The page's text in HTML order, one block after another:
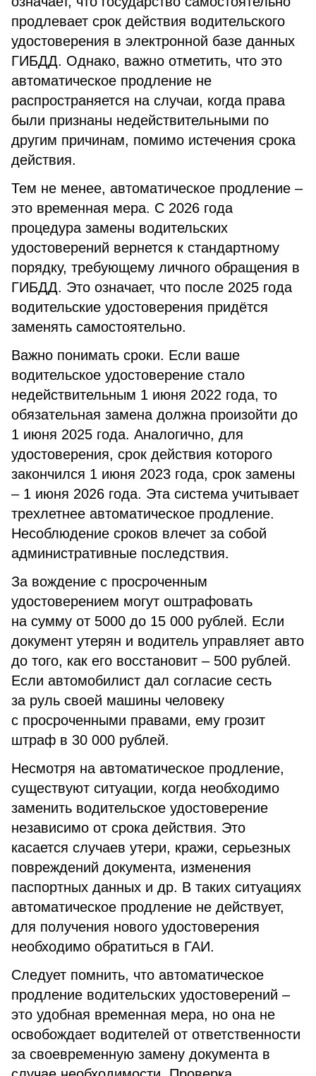
продлевает срок действия водительского
удостоверения в электронной базе данных
ГИБДД. Однако, важно отметить, что это
автоматическое продление не
распространяется на случаи, когда права
были признаны недействительными по
другим причинам, помимо истечения срока
действия.
Тем не менее, автоматическое продление –
это временная мера. С 2026 года
процедура замены водительских
удостоверений вернется к стандартному
порядку, требующему личного обращения в
ГИБДД. Это означает, что после 2025 года
водительские удостоверения придётся
заменять самостоятельно.
Важно понимать сроки. Если ваше
водительское удостоверение стало
недействительным 1 июня 2022 года, то
обязательная замена должна произойти до
1 июня 2025 года. Аналогично, для
удостоверения, срок действия которого
закончился 1 июня 2023 года, срок замены
– 1 июня 2026 года. Эта система учитывает
трехлетнее автоматическое продление.
Несоблюдение сроков влечет за собой
административные последствия.
За вождение с просроченным
удостоверением могут оштрафовать
на сумму от 5000 до 15 000 рублей. Если
документ утерян и водитель управляет авто
до того, как его восстановит – 500 рублей.
Если автомобилист дал согласие сесть
за руль своей машины человеку
с просроченными правами, ему грозит
штраф в 30 000 рублей.
Несмотря на автоматическое продление,
существуют ситуации, когда необходимо
заменить водительское удостоверение
независимо от срока действия. Это
касается случаев утери, кражи, серьезных
повреждений документа, изменения
паспортных данных и др. В таких ситуациях
автоматическое продление не действует,
для получения нового удостоверения
необходимо обратиться в ГАИ.
Следует помнить, что автоматическое
продление водительских удостоверений –
это удобная временная мера, но она не
освобождает водителей от ответственности
за своевременную замену документа в